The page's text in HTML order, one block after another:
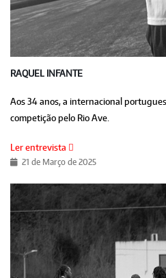
RAQUEL INFANTE
Aos 34 anos, a internacional
competição pelo Rio Ave.
Ler entrevista
21 de Março de 2025